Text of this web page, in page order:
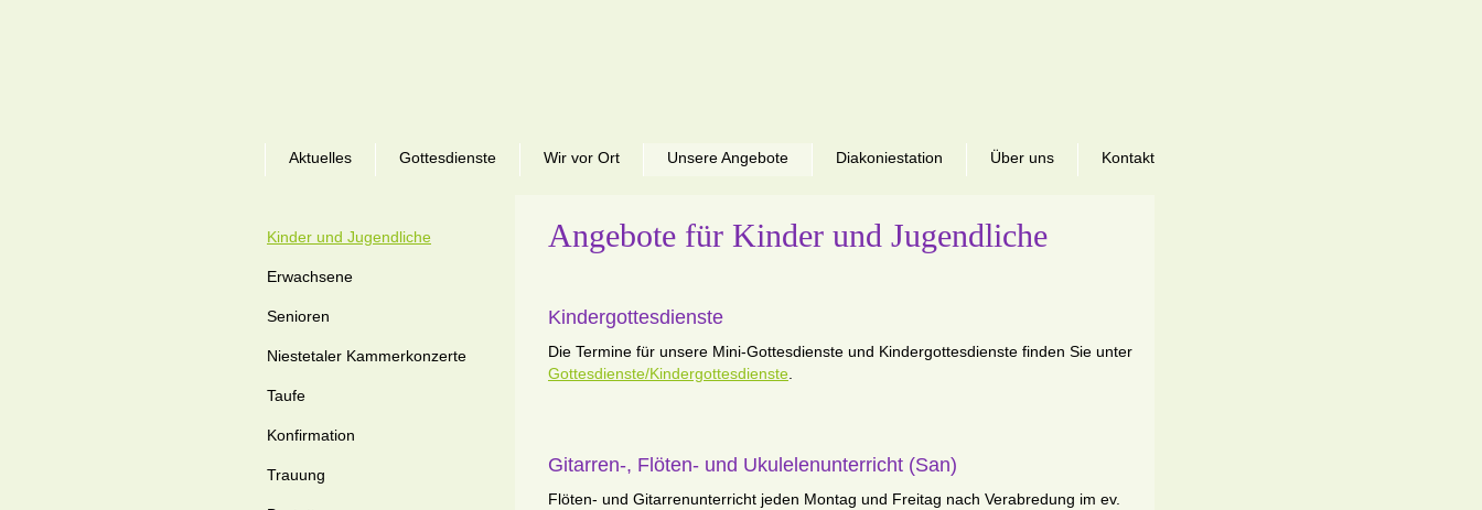
Aktuelles Gottesdienste Wir vor Ort Unsere Angebote Diakoniestation Über uns Kontakt
Kinder und Jugendliche
Erwachsene
Senioren
Niestetaler Kammerkonzerte
Taufe
Konfirmation
Trauung
Angebote für Kinder und Jugendliche
Kindergottesdienste
Die Termine für unsere Mini-Gottesdienste und Kindergottesdienste finden Sie unter
Gottesdienste/Kindergottesdienste
Gitarren-, Flöten- und Ukulelenunterricht (San)
Flöten- und Gitarrenunterricht jeden Montag und Freitag nach Verabredung im ev.